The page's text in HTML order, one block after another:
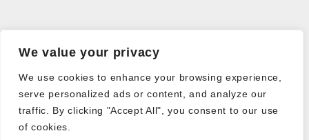
We value your privacy
We use cookies to enhance your browsing experience,
serve personalized ads or content, and analyze our
traffic. By clicking "Accept All", you consent to our use
of cookies.